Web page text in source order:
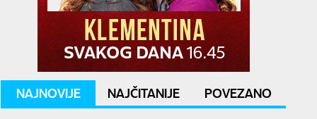
NAJNOVIJE NAJČITANIJE POVEZANO